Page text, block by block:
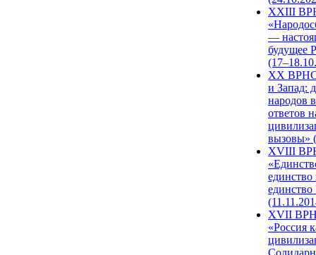
XXIII
—
будущее
XX ВРНС
и Запад:
народов
ответов
вызовы»
XVIII
единство
единство
XVII
«Россия